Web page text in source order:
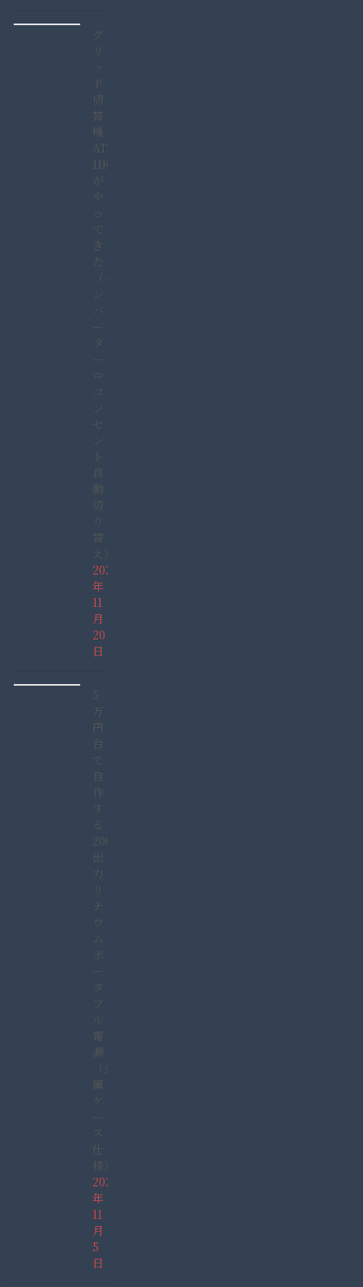
グ
リ
ッ
ド
切
替
機
ATS-
11KW
が
や
っ
て
き
た
（イ
ン
バ
ー
タ
ー
⇔
コ
ン
セ
ン
ト
自
動
切
り
替
え）
2021
年
11
月
20
日
5
万
円
台
で
自
作
す
る
2000W
出
力
リ
チ
ウ
ム
ポ
ー
タ
ブ
ル
電
源
（金
属
ケ
ー
ス
仕
様）
2021
年
11
月
5
日